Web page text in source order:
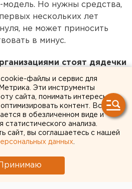
модель. Но нужны средства,
нескольких лет
не может приносить
в минус.
стоят дядечки
Там зарплаты исчисляются
в финансы?
из-за нехватки денег. Мы
года и это много.
если играть
файлы и сервис для
Эти инструменты
сайта, понимать интересы
контент. Вся
в обезличенном виде и
статистического анализа.
сайт, вы соглашаетесь с нашей
данных
Принимаю